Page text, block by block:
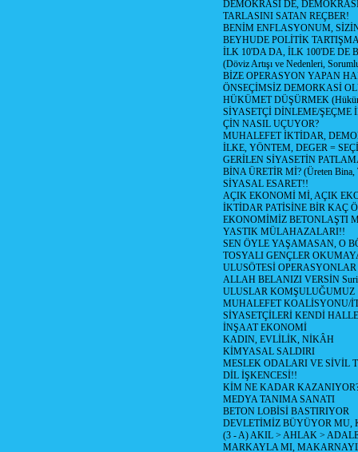
DEMOKRASİ DE,
TARLASINI SATAN REÇBER!
BENİM ENFLASYONUM,
BEYHUDE POLİTİK
İLK 10'DA DA, İLK 100'DE DE
(Döviz Artışı ve Nedenleri,
BİZE OPERASYON YAPAN
ÖNSEÇİMSİZ DEMORKASİ
HÜKÜMET DÜŞÜRMEK
SİYASETÇİ DİNLEME/ŞEÇME
ÇİN NASIL UÇUYOR?
MUHALEFET İKTİDAR,
İLKE, YÖNTEM, DEGER =
GERİLEN SİYASETİN
BİNA ÜRETİR Mİ? (Üreten Bina,
SİYASAL ESARET!!
AÇIK EKONOMİ Mİ, AÇIK
İKTİDAR PATİSİNE BİR KAÇ
EKONOMİMİZ BETONLAŞTI
YASTIK MÜLAHAZALARI!!
SEN ÖYLE YAŞAMASAN, O
TOSYALI GENÇLER
ULUSÖTESİ OPERASYONLAR
ALLAH BELANIZI VERSİN
ULUSLAR KOMŞULUĞUMUZ
MUHALEFET KOALİSYONU/
SİYASETÇİLERİ KENDİ
İNŞAAT EKONOMİ
KADIN, EVLİLİK, NİKÂH
KİMYASAL SALDIRI
MESLEK ODALARI VE SİVİL
DİL İŞKENCESİ!!
KİM NE KADAR
MEDYA TANIMA SANATI
BETON LOBİSİ BASTIRIYOR
DEVLETİMİZ BÜYÜYOR MU,
(3 - A) AKIL > AHLAK >
MARKAYLA MI,